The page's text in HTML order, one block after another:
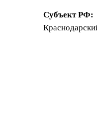
Субъект РФ: